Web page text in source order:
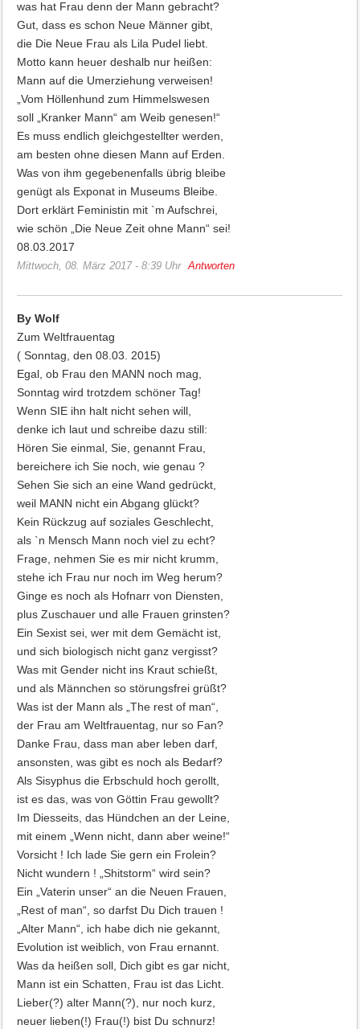
was hat Frau denn der Mann gebracht?
Gut, dass es schon Neue Männer gibt,
die Die Neue Frau als Lila Pudel liebt.
Motto kann heuer deshalb nur heißen:
Mann auf die Umerziehung verweisen!
„Vom Höllenhund zum Himmelswesen
soll „Kranker Mann“ am Weib genesen!“
Es muss endlich gleichgestellter werden,
am besten ohne diesen Mann auf Erden.
Was von ihm gegebenenfalls übrig bleibe
genügt als Exponat in Museums Bleibe.
Dort erklärt Feministin mit `m Aufschrei,
wie schön „Die Neue Zeit ohne Mann“ sei!
08.03.2017
Mittwoch, 08. März 2017 - 8:39 Uhr Antworten
By Wolf
Zum Weltfrauentag
( Sonntag, den 08.03. 2015)
Egal, ob Frau den MANN noch mag,
Sonntag wird trotzdem schöner Tag!
Wenn SIE ihn halt nicht sehen will,
denke ich laut und schreibe dazu still:
Hören Sie einmal, Sie, genannt Frau,
bereichere ich Sie noch, wie genau ?
Sehen Sie sich an eine Wand gedrückt,
weil MANN nicht ein Abgang glückt?
Kein Rückzug auf soziales Geschlecht,
als `n Mensch Mann noch viel zu echt?
Frage, nehmen Sie es mir nicht krumm,
stehe ich Frau nur noch im Weg herum?
Ginge es noch als Hofnarr von Diensten,
plus Zuschauer und alle Frauen grinsten?
Ein Sexist sei, wer mit dem Gemächt ist,
und sich biologisch nicht ganz vergisst?
Was mit Gender nicht ins Kraut schießt,
und als Männchen so störungsfrei grüßt?
Was ist der Mann als „The rest of man“,
der Frau am Weltfrauentag, nur so Fan?
Danke Frau, dass man aber leben darf,
ansonsten, was gibt es noch als Bedarf?
Als Sisyphus die Erbschuld hoch gerollt,
ist es das, was von Göttin Frau gewollt?
Im Diesseits, das Hündchen an der Leine,
mit einem „Wenn nicht, dann aber weine!“
Vorsicht ! Ich lade Sie gern ein Frolein?
Nicht wundern ! „Shitstorm“ wird sein?
Ein „Vaterin unser“ an die Neuen Frauen,
„Rest of man“, so darfst Du Dich trauen !
„Alter Mann“, ich habe dich nie gekannt,
Evolution ist weiblich, von Frau ernannt.
Was da heißen soll, Dich gibt es gar nicht,
Mann ist ein Schatten, Frau ist das Licht.
Lieber(?) alter Mann(?), nur noch kurz,
neuer lieben(!) Frau(!) bist Du schnurz!